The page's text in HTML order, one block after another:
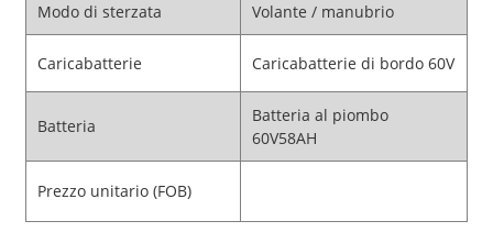
Modo di sterzata Volante / manubrio
Caricabatterie Caricabatterie di bordo 60V
Batteria
Batteria al piombo
60V58AH
Prezzo unitario (FOB)